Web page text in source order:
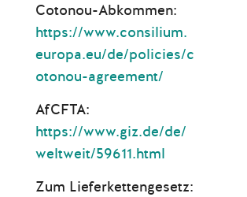
Cotonou-Abkommen:
https://www.consilium.
europa.eu/de/policies/c
otonou-agreement/
AfCFTA:
https://www.giz.de/de/
weltweit/59611.html
Zum Lieferkettengesetz: